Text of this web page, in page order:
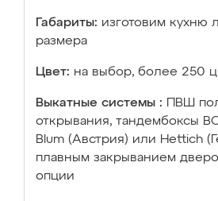
Габариты: изготовим кухню
размера
Цвет: на выбор, более 250
Выкатные системы :
ПВШ
открывания, тандембоксы
Blum (Австрия) или Hettich
плавным закрыванием
опции